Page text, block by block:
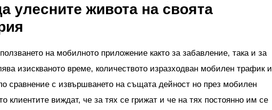
улесните живота на своята
на мобилното приложение както за забавление, така и за
изискваното време, количеството изразходван мобилен трафик и
сравнение с извършването на същата дейност но през мобилен
клиентите виждат, че за тях се грижат и че на тях постоянно им се